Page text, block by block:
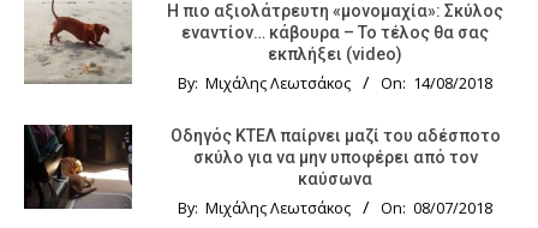
Η πιο αξιολάτρευτη «μονομαχία»: Σκύλος
εναντίον… κάβουρα – Το τέλος θα σας
εκπλήξει (video)
By: Μιχάλης Λεωτσάκος On: 14/08/2018
Οδηγός KTΕΛ παίρνει μαζί του αδέσποτο
σκύλο για να μην υποφέρει από τον
καύσωνα
By: Μιχάλης Λεωτσάκος On: 08/07/2018